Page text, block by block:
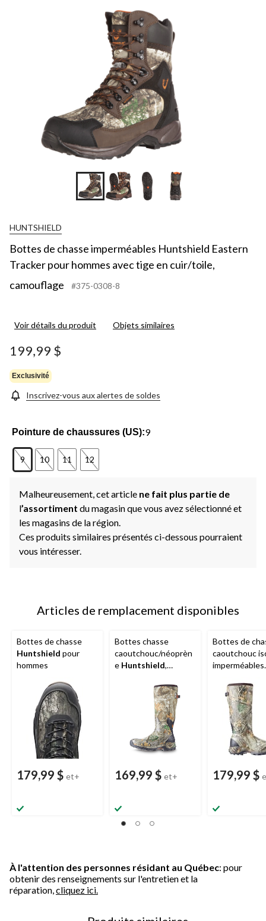
HUNTSHIELD
Bottes de chasse imperméables Huntshield Eastern
Tracker pour hommes avec tige en cuir/toile,
camouflage
#375-0308-8
Voir détails du produit Objets similaires
199,99 $
Exclusivité
Inscrivez-vous aux alertes de soldes
Pointure de chaussures (US):9
9 10 11 12
Malheureusement, cet article ne fait plus partie de
l’assortiment du magasin que vous avez sélectionné et
les magasins de la région.
Ces produits similaires présentés ci-dessous pourraient
vous intéresser.
Articles de remplacement disponibles
Bottes de chasse
Huntshield pour
hommes
179,99 $ et+
Bottes chasse
caoutchouc/néoprèn
e Huntshield,
169,99 $ et+
Bottes de
caoutchouc
imperméables
antiodeurs,
camouflage,
179,99 $
À l'attention des personnes résidant au Québec: pour
obtenir des renseignements sur l'entretien et la
réparation, cliquez ici.